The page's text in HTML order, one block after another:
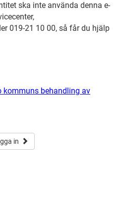
ska inte använda denna e-
019-21 10 00, så får du hjälp
kommuns behandling av
in